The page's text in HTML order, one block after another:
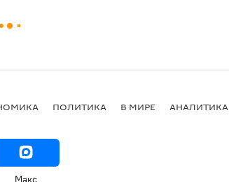
ПОЛИТИКА В МИРЕ АНАЛИТИКА
Макс